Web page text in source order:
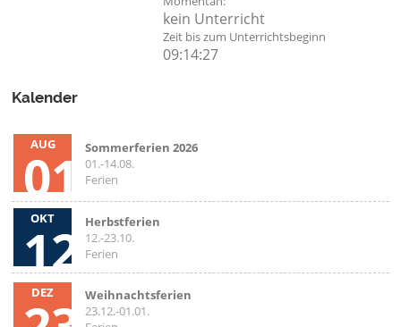
kein Unterricht
Zeit bis zum Unterrichtsbeginn
09:14:27
Kalender
AUG
01
Sommerferien 2026
01.-14.08.
Ferien
OKT
12
Herbstferien
12.-23.10.
Ferien
DEZ
Weihnachtsferien
23.12.-01.01.